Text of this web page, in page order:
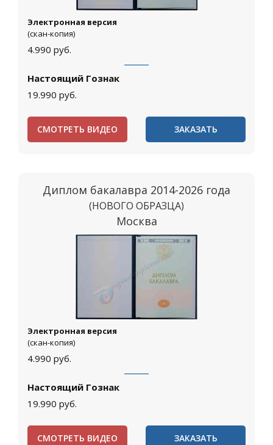
Электронная версия
(скан-копия)
4.990 руб.
Настоящий Гознак
19.990 руб.
СМОТРЕТЬ ВИДЕО ЗАКАЗАТЬ
Диплом бакалавра 2014-2026 года
(НОВОГО ОБРАЗЦА)
Москва
Электронная версия
(скан-копия)
4.990 руб.
Настоящий Гознак
19.990 руб.
СМОТРЕТЬ ВИДЕО ЗАКАЗАТЬ